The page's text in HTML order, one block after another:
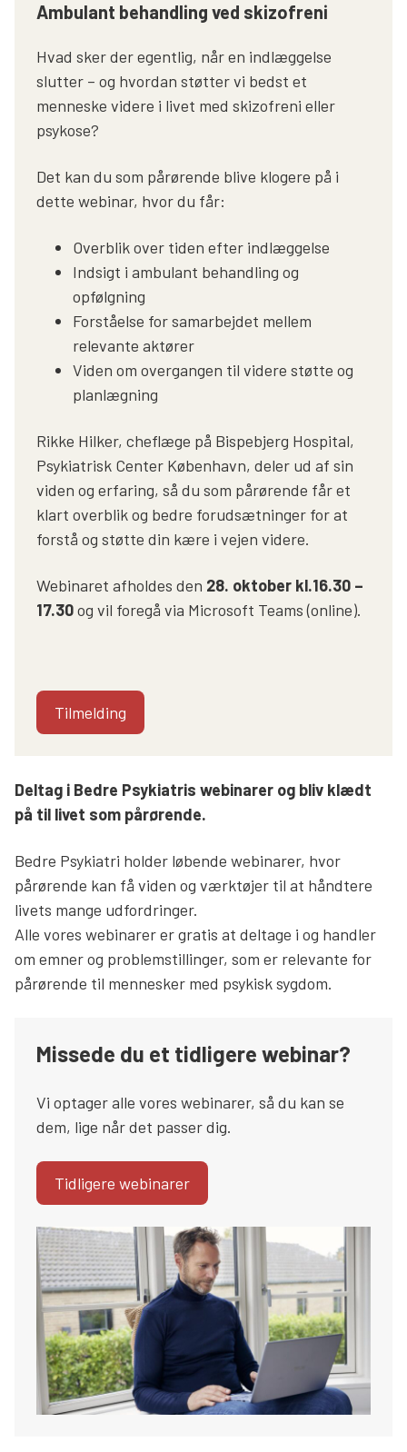
Ambulant behandling ved skizofreni
Hvad sker der egentlig, når en indlæggelse
slutter – og hvordan støtter vi bedst et
menneske videre i livet med skizofreni eller
psykose?
Det kan du som pårørende blive klogere på i
dette webinar, hvor du får:
Overblik over tiden efter indlæggelse
Indsigt i ambulant behandling og
opfølgning
Forståelse for samarbejdet mellem
relevante aktører
Viden om overgangen til videre støtte og
planlægning
Rikke Hilker, cheflæge på Bispebjerg Hospital,
Psykiatrisk Center København, deler ud af sin
viden og erfaring, så du som pårørende får et
klart overblik og bedre forudsætninger for at
forstå og støtte din kære i vejen videre.
Webinaret afholdes den 28. oktober kl.16.30 –
17.30og vil foregå via Microsoft Teams (online).
Tilmelding
Deltag i Bedre Psykiatris webinarer og bliv klædt
på til livet som pårørende.
Bedre Psykiatri holder løbende webinarer, hvor
pårørende kan få viden og værktøjer til at håndtere
livets mange udfordringer.
Alle vores webinarer er gratis at deltage i og handler
om emner og problemstillinger, som er relevante for
pårørende til mennesker med psykisk sygdom.
Missede du et tidligere webinar?
Vi optager alle vores webinarer, så du kan se
dem, lige når det passer dig.
Tidligere webinarer